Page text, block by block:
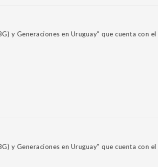
y Generaciones en Uruguay" que cuenta con
y Generaciones en Uruguay" que cuenta con